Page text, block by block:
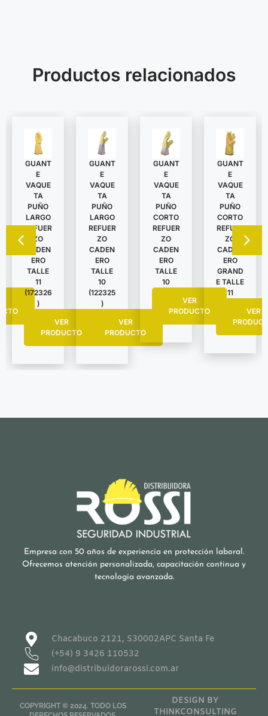
Productos relacionados
GUANT
E
VAQUE
TA
PUÑO
LARGO
REFUER
ZO
CADEN
ERO
TALLE
11
(172326
)
VER
PRODUCTO
GUANT
E
VAQUE
TA
PUÑO
LARGO
REFUER
ZO
CADEN
ERO
TALLE
10
(122325
)
VER
PRODUCTO
GUANT
E
VAQUE
TA
PUÑO
CORTO
REFUER
ZO
CADEN
ERO
TALLE
10
VER
PRODUCTO
GUANT
E
VAQUE
TA
PUÑO
CORTO
REFUER
ZO
CADEN
ERO
GRAND
E TALLE
11
VER
Empresa con 50 años de experiencia en protección laboral.
Ofrecemos atención personalizada, capacitación continua y
tecnología avanzada.
Chacabuco 2121, S30002APC Santa Fe
(+54) 9 3426 110532
info@distribuidorarossi.com.ar
COPYRIGHT © 2024. TODO LOS
DESIGN BY
THINKCONSULTING